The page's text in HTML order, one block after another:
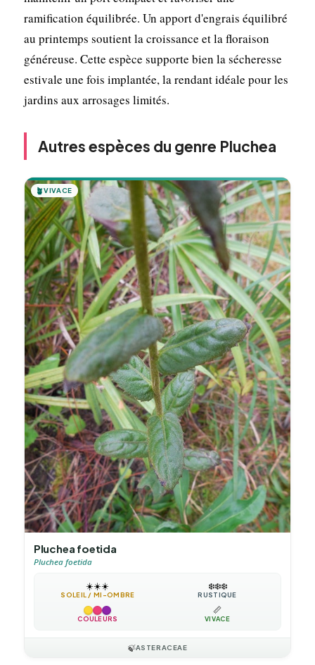
ramification équilibrée. Un apport d'engrais équilibré
au printemps soutient la croissance et la floraison
généreuse. Cette espèce supporte bien la sécheresse
estivale une fois implantée, la rendant idéale pour les
jardins aux arrosages limités.
Autres espèces du genre Pluchea
🪴VIVACE
Pluchea foetida
Pluchea foetida
☀️☀️☀️
SOLEIL / MI-OMBRE
❄️❄️❄️
RUSTIQUE
COULEURS
📏
VIVACE
🍃ASTERACEAE